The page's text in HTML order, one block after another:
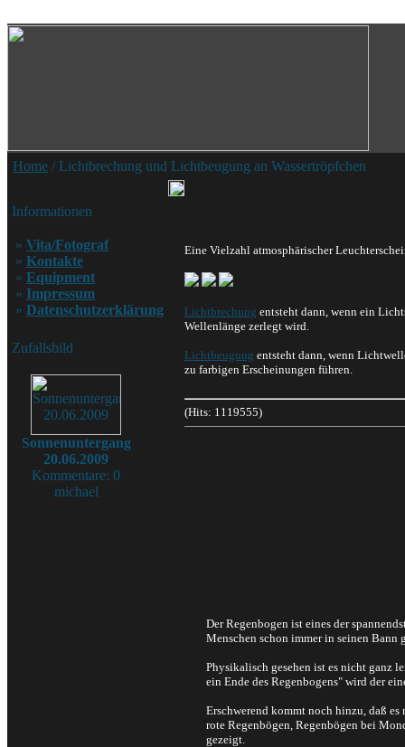
Home / Lichtbrechung und Lichtbeugung an Wassertröpfchen
Informationen
» Vita/Fotograf
» Kontakte
» Equipment
» Impressum
» Datenschutzerklärung
Zufallsbild
Sonnenuntergang
20.06.2009
Kommentare: 0
michael
Eine Vielzahl atmosphärischer
Lichtbrechung entsteht dann, wenn ein
Wellenlänge zerlegt wird.
Lichtbeugung entsteht dann, wenn
zu farbigen Erscheinungen führen.
(Hits: 1119555)
Der Regenbogen ist eines der
Menschen schon immer in seinen Bann
Physikalisch gesehen ist es nicht ganz
ein Ende des Regenbogens" wird der
Erschwerend kommt noch hinzu, daß
rote Regenbögen, Regenbögen bei
gezeigt.